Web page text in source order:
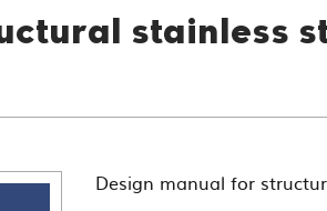
stainless
Design manual for